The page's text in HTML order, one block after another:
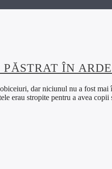
ÎN
dar niciunul nu a fost mai
erau stropite pentru a avea